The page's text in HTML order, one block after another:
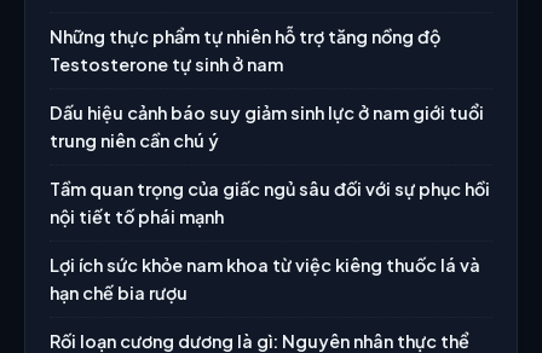
Những thực phẩm tự nhiên hỗ trợ tăng nồng độ
Testosterone tự sinh ở nam
Dấu hiệu cảnh báo suy giảm sinh lực ở nam giới tuổi
trung niên cần chú ý
Tầm quan trọng của giấc ngủ sâu đối với sự phục hồi
nội tiết tố phái mạnh
Lợi ích sức khỏe nam khoa từ việc kiêng thuốc lá và
hạn chế bia rượu
Rối loạn cương dương là gì: Nguyên nhân thực thể